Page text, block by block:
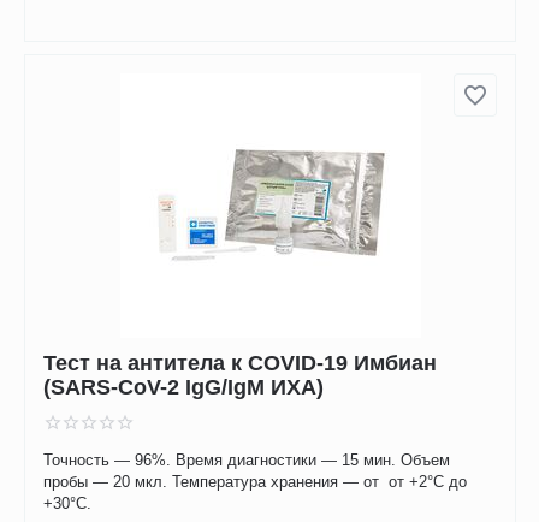
Тест на антитела к COVID-19 Имбиан
(SARS-CoV-2 IgG/IgM ИХА)
Точность — 96%. Время диагностики — 15 мин. Объем
пробы — 20 мкл. Температура хранения — от от +2°C до
+30°C.